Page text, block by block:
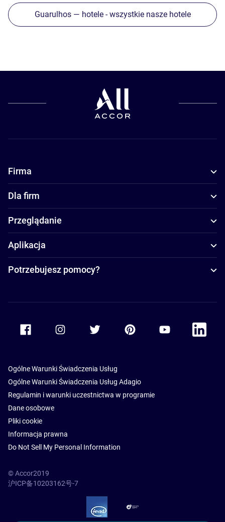
Guarulhos — hotele - wszystkie nasze hotele
Firma
Dla firm
Przeglądanie
Aplikacja
Potrzebujesz pomocy?
Accor Facebook Accor TwitterAccor PinterestAccor Youtube
Accor
Ogólne Warunki Świadczenia Usług
Ogólne Warunki Świadczenia Usług Adagio
Regulamin i warunki uczestnictwa w programie
Dane osobowe
Pliki cookie
Informacja prawna
Do Not Sell My Personal Information
© Accor2019
沪ICP备10203162号-7